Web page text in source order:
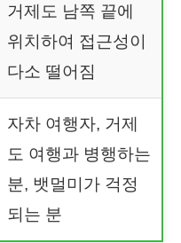
거제도 남쪽 끝에
위치하여 접근성이
다소 떨어짐
자차 여행자, 거제
도 여행과 병행하는
분, 뱃멀미가 걱정
되는 분